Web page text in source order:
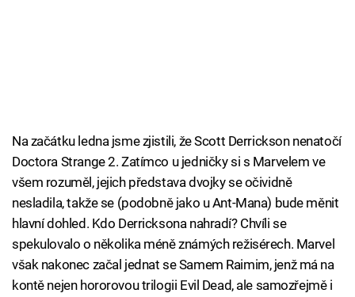
Na začátku ledna jsme zjistili, že Scott Derrickson nenatočí
Doctora Strange 2. Zatímco u jedničky si s Marvelem ve
všem rozuměl, jejich představa dvojky se očividně
nesladila, takže se (podobně jako u Ant-Mana) bude měnit
hlavní dohled. Kdo Derricksona nahradí? Chvíli se
spekulovalo o několika méně známých režisérech. Marvel
však nakonec začal jednat se Samem Raimim, jenž má na
kontě nejen hororovou trilogii Evil Dead, ale samozřejmě i